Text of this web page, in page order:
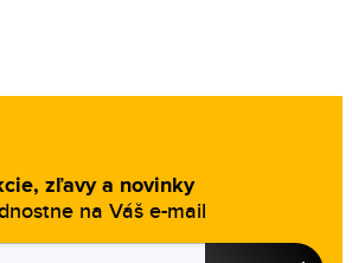
zľavy a novinky
na Váš e-mail